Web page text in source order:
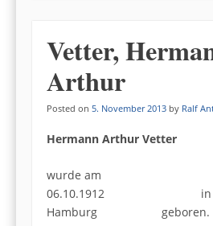
Vetter,
Arthur
Posted on 5. November 2013 by Ralf
Hermann Arthur Vetter
wurde
Hamburg geboren.